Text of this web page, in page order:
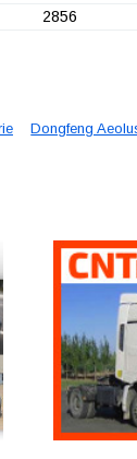
2856
Dongfeng